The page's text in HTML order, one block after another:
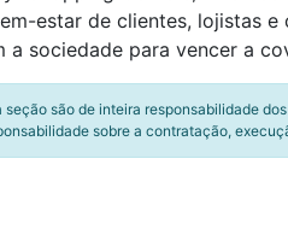
estar de clientes, lojistas
sociedade para vencer a
são de inteira responsabilidade
sobre a contratação,